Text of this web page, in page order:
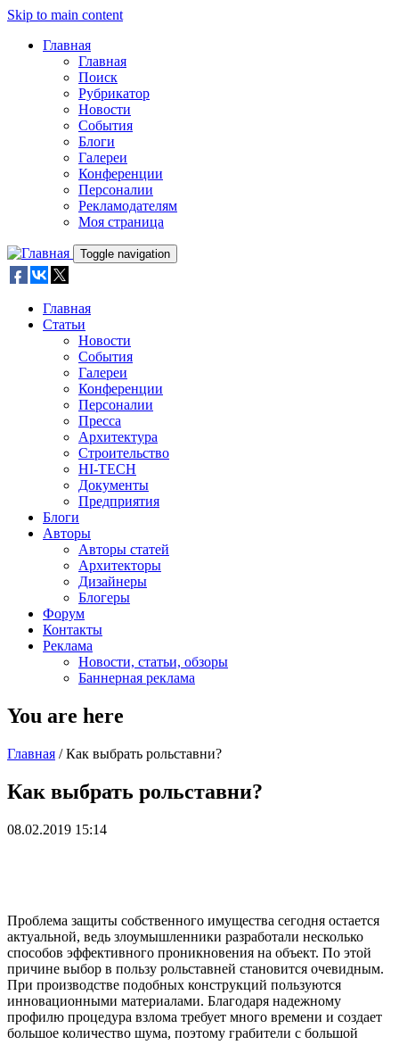
Skip to main content
Главная
Главная
Поиск
Рубрикатор
Новости
События
Блоги
Галереи
Конференции
Персоналии
Рекламодателям
Моя страница
Toggle navigation
Главная
Статьи
Новости
События
Галереи
Конференции
Персоналии
Пресса
Архитектура
Строительство
HI-TECH
Документы
Предприятия
Блоги
Авторы
Авторы статей
Архитекторы
Дизайнеры
Блогеры
Форум
Контакты
Реклама
Новости, статьи, обзоры
Баннерная реклама
You are here
Главная / Как выбрать рольставни?
Как выбрать рольставни?
08.02.2019 15:14
Проблема защиты собственного имущества сегодня остается
актуальной, ведь злоумышленники разработали несколько
способов эффективного проникновения на объект. По этой
причине выбор в пользу рольставней становится очевидным.
При производстве подобных конструкций пользуются
инновационными материалами. Благодаря надежному
профилю процедура взлома требует много времени и создает
большое количество шума, поэтому грабители с большой